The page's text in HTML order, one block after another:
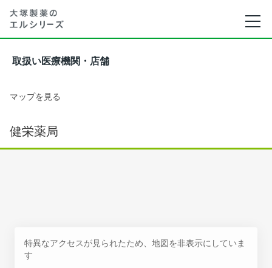
取扱い医療機関・店舗
マップを見る
健栄薬局
特異なアクセスが見られたため、地図を非表示にしていま
す